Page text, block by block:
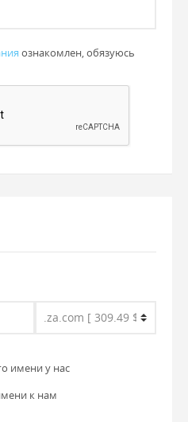
ознакомлен, обязуюсь
имени у нас
к нам